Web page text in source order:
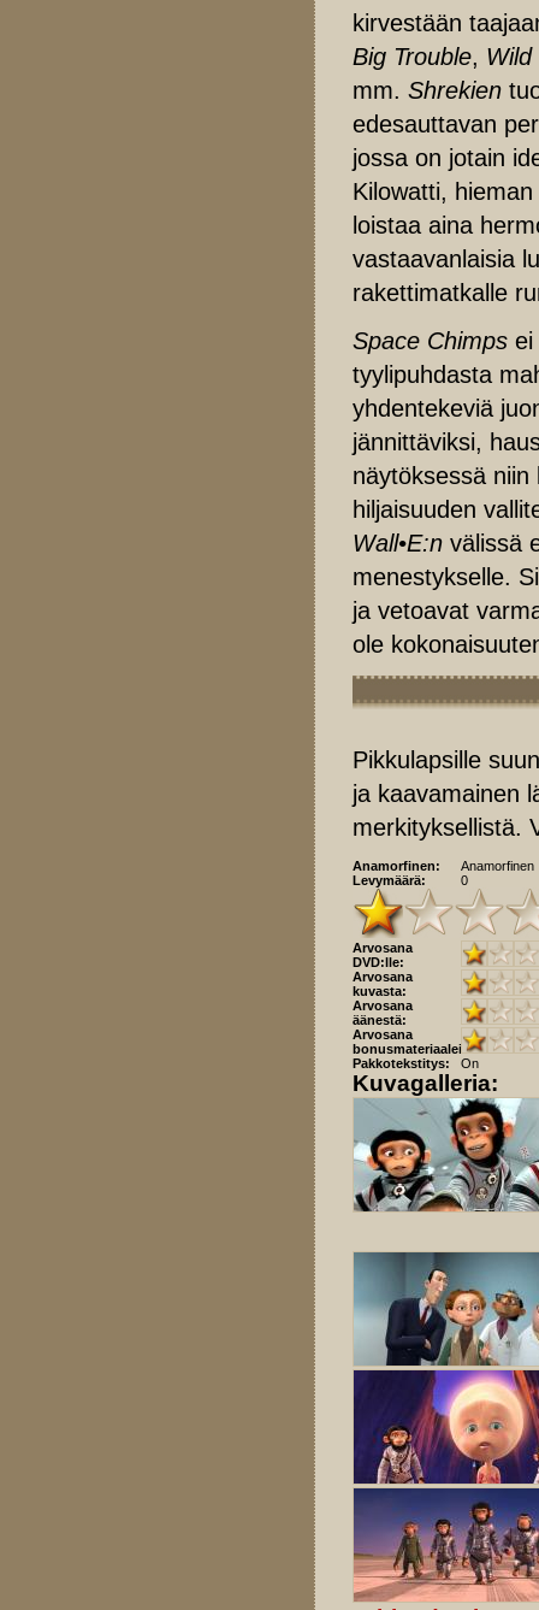
kirvestään
Big Trouble,
mm. Shrekien
edesauttavan
jossa on jotain
Kilowatti,
loistaa aina
vastaavanlaisia
rakettimatkalle
Space Chimps ei
tyylipuhdasta
yhdentekeviä
jännittäviksi,
näytöksessä
hiljaisuuden
Wall•E:n välissä
menestykselle.
ja vetoavat
ole
Pikkulapsille
ja kaavamainen
merkityksellistä.
Anamorfinen:
Anamorfinen
Levymäärä:
0
Arvosana
DVD:lle:
Arvosana
kuvasta:
Arvosana
äänestä:
Arvosana
bonusmateriaaleista:
Pakkotekstitys:
On
Kuvagalleria: